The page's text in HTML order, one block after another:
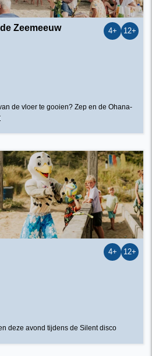
Zeemeeuw 4+ 12+
de vloer te gooien? Zep en de Ohana-
4+ 12+
deze avond tijdens de Silent disco